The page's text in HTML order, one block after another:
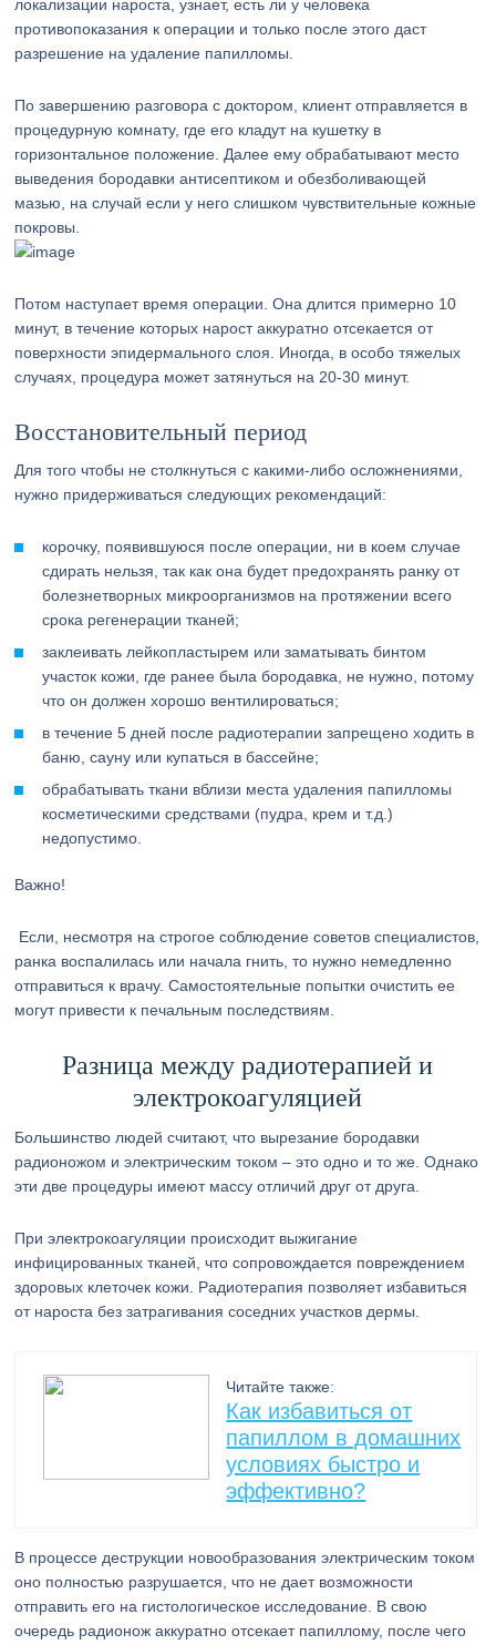
локализации нароста, узнает, есть ли у человека
противопоказания к операции и только после этого даст
разрешение на удаление папилломы.
По завершению разговора с доктором, клиент отправляется в
процедурную комнату, где его кладут на кушетку в
горизонтальное положение. Далее ему обрабатывают место
выведения бородавки антисептиком и обезболивающей
мазью, на случай если у него слишком чувствительные кожные
покровы.
Потом наступает время операции. Она длится примерно 10
минут, в течение которых нарост аккуратно отсекается от
поверхности эпидермального слоя. Иногда, в особо тяжелых
случаях, процедура может затянуться на 20-30 минут.
Восстановительный период
Для того чтобы не столкнуться с какими-либо осложнениями,
нужно придерживаться следующих рекомендаций:
корочку, появившуюся после операции, ни в коем случае
сдирать нельзя, так как она будет предохранять ранку от
болезнетворных микроорганизмов на протяжении всего
срока регенерации тканей;
заклеивать лейкопластырем или заматывать бинтом
участок кожи, где ранее была бородавка, не нужно, потому
что он должен хорошо вентилироваться;
в течение 5 дней после радиотерапии запрещено ходить в
баню, сауну или купаться в бассейне;
обрабатывать ткани вблизи места удаления папилломы
косметическими средствами (пудра, крем и т.д.)
недопустимо.
Важно!
Если, несмотря на строгое соблюдение советов специалистов,
ранка воспалилась или начала гнить, то нужно немедленно
отправиться к врачу. Самостоятельные попытки очистить ее
могут привести к печальным последствиям.
Разница между радиотерапией и
электрокоагуляцией
Большинство людей считают, что вырезание бородавки
радионожом и электрическим током – это одно и то же. Однако
эти две процедуры имеют массу отличий друг от друга.
При электрокоагуляции происходит выжигание
инфицированных тканей, что сопровождается повреждением
здоровых клеточек кожи. Радиотерапия позволяет избавиться
от нароста без затрагивания соседних участков дермы.
Читайте также:
Как избавиться от
папиллом в домашних
условиях быстро и
эффективно?
В процессе деструкции новообразования электрическим током
оно полностью разрушается, что не дает возможности
отправить его на гистологическое исследование. В свою
очередь радионож аккуратно отсекает папиллому, после чего